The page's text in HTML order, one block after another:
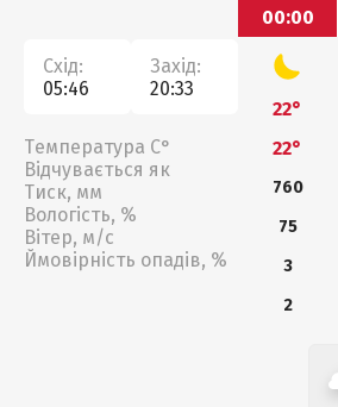
Схід:
05:46
Захід:
20:33
Температура С°
Відчувається як
Тиск, мм
Вологість, %
Вітер, м/с
Ймовірність опадів, %
00:00
22°
22°
760
75
3
2